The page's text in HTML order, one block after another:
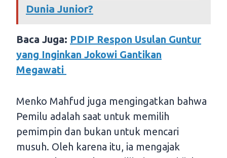
Dunia Junior?
Baca Juga: PDIP Respon Usulan Guntur
yang Inginkan Jokowi Gantikan
Megawati
Menko Mahfud juga mengingatkan bahwa
Pemilu adalah saat untuk memilih
pemimpin dan bukan untuk mencari
musuh. Oleh karena itu, ia mengajak